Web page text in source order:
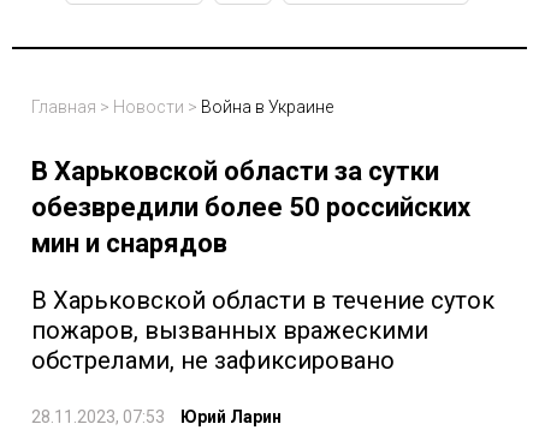
Главная > Новости > Война в Украине
В Харьковской области за сутки
обезвредили более 50 российских
мин и снарядов
В Харьковской области в течение суток
пожаров, вызванных вражескими
обстрелами, не зафиксировано
28.11.2023, 07:53 Юрий Ларин